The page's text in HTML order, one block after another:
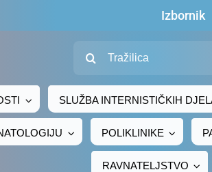
Izbornik
SLUŽBA INTERNISTIČKIH
POLIKLINIKE
RAVNATELJSTVO